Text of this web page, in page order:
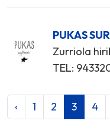
PUKAS
Zurriola
TEL:
‹ 1 2 3 4